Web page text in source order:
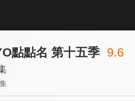
點點名 第十五季 9.6